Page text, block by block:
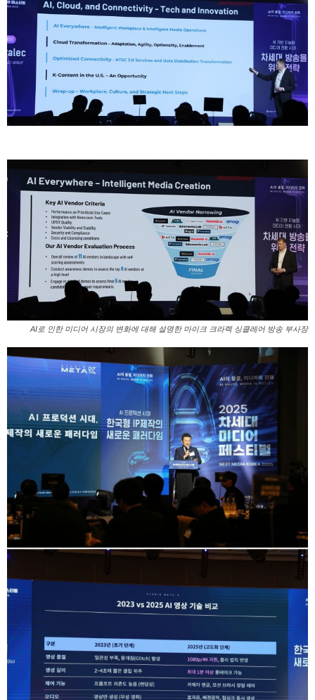
AI로 인한 미디어 시장의 변화에 대해 설명한 마이크 크라렉 싱클레어 방송 부사장